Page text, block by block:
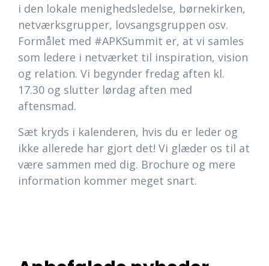
i den lokale menighedsledelse, børnekirken,
netværksgrupper, lovsangsgruppen osv.
Formålet med #APKSummit er, at vi samles
som ledere i netværket til inspiration, vision
og relation. Vi begynder fredag aften kl.
17.30 og slutter lørdag aften med
aftensmad.
Sæt kryds i kalenderen, hvis du er leder og
ikke allerede har gjort det! Vi glæder os til at
være sammen med dig. Brochure og mere
information kommer meget snart.